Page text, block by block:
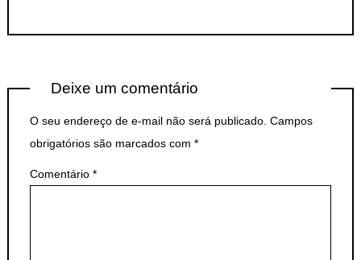
Deixe um comentário
O seu endereço de e-mail não será publicado. Campos
obrigatórios são marcados com *
Comentário *